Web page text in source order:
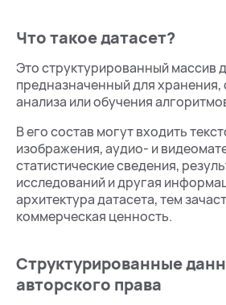
Что такое датасет?
Это структурированный массив
предназначенный для хранения,
анализа или обучения
В его состав могут входить
изображения, аудио- и
статистические сведения,
исследований и другая
архитектура датасета, тем
коммерческая ценность.
Структурированные
авторского права